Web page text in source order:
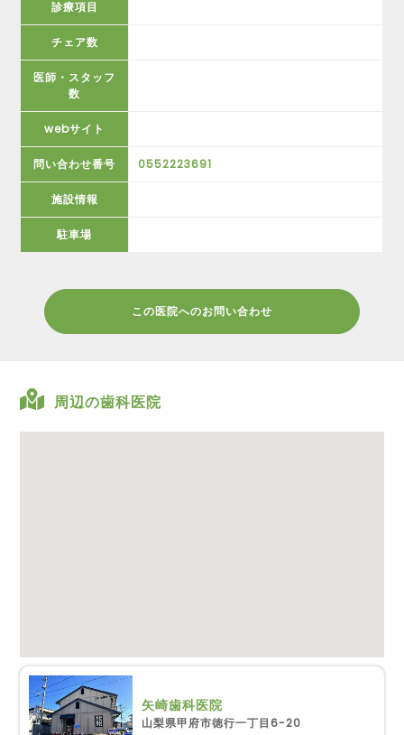
診療項目
チェア数
医師・スタッフ
数
webサイト
問い合わせ番号 0552223691
施設情報
駐車場
この医院へのお問い合わせ
周辺の歯科医院
矢崎歯科医院
山梨県甲府市徳行一丁目6-20